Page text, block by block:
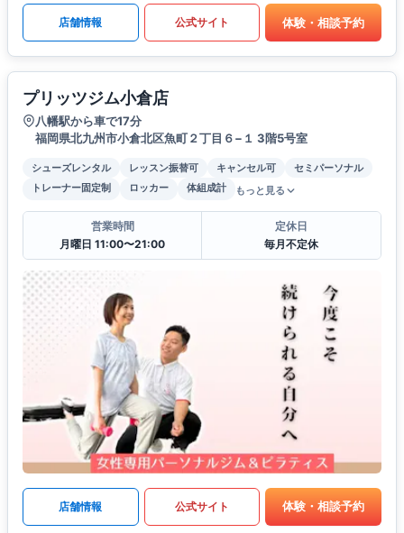
店舗情報 公式サイト 体験・相談予約
プリッツジム小倉店
八幡駅から車で17分
福岡県北九州市小倉北区魚町２丁目６−１ 3階5号室
シューズレンタル レッスン振替可 キャンセル可
セミパーソナル
トレーナー固定制
ロッカー 体組成計 もっと見る
営業時間
月曜日 11:00〜21:00
定休日
毎月不定休
店舗情報 公式サイト 体験・相談予約